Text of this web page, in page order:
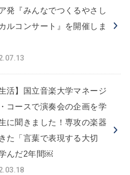
発『みんなでつくるやさし
ルコンサート』を開催しま
生活】国立音楽大学マネージ
コースで演奏会の企画を学
に聞きました！専攻の楽器
た「言葉で表現する大切
んだ2年間￼